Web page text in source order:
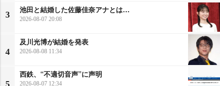
3
池田と結婚した佐藤佳奈アナとは…
2026-08-07 20:08
4
及川光博が結婚を発表
2026-08-08 11:34
5
西鉄、“不適切音声”に声明
2026-08-07 12:34